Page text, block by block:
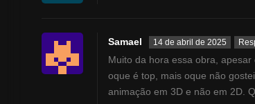
Samael 14 de abril de 2025
Muito da hora essa obra,
oque é top, mais oque não
animação em 3D e não em 2D.